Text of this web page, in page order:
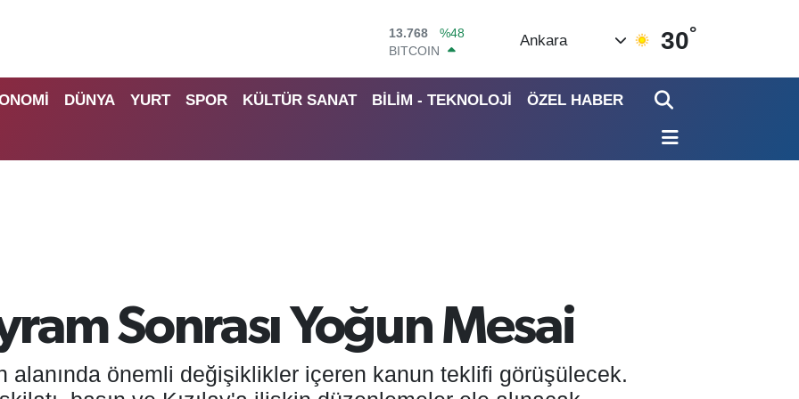
BITCOIN
64.602,05
EURO
Ankara 30°
DÜNYA YURT SPOR KÜLTÜR SANAT BİLİM - TEKNOLOJİ ÖZEL HABER
Sonrası Yoğun Mesai
alanında önemli değişiklikler içeren kanun teklifi görüşülecek.